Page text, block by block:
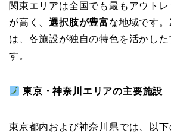
関東エリアは全国でも最もアウト
が高く、選択肢が豊富な地域です
は、各施設が独自の特色を活かした
す。
東京・神奈川エリアの主要施設
東京都内および神奈川県では、以